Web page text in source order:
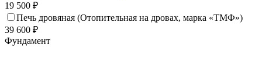
19 500 ₽
Печь дровяная (Отопительная на дровах, марка «ТМФ»)
39 600 ₽
Фундамент